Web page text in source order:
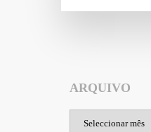
ARQUIVO
Arquivo